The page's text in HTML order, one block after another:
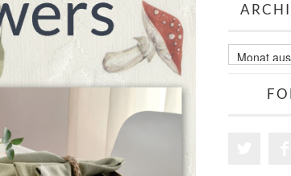
Archiv
älterer